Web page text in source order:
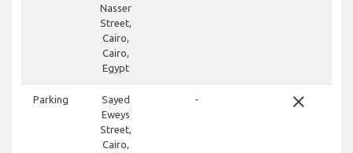
Nasser
Street,
Cairo,
Cairo,
Egypt
Parking
Sayed
Eweys
Street,
Cairo,
- close